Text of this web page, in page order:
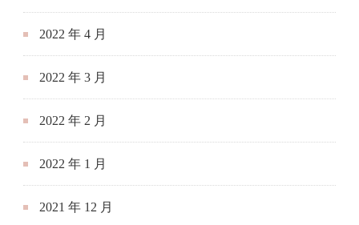
2022 年 4 月
2022 年 3 月
2022 年 2 月
2022 年 1 月
2021 年 12 月